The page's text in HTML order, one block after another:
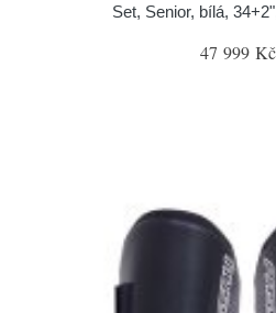
Set, Senior, bílá,
47 999 Kč